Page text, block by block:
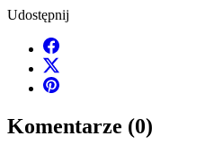
Udostępnij
Komentarze (0)